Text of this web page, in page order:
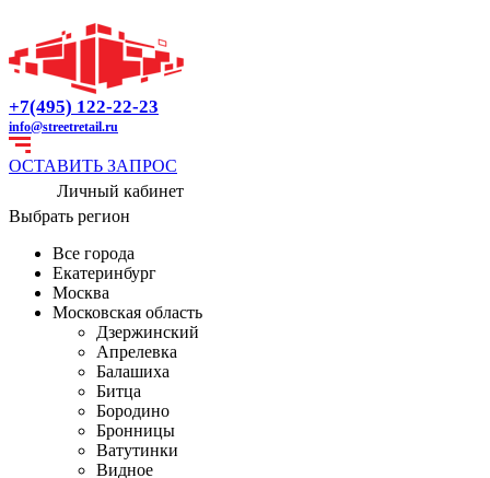
+7(495) 122-22-23
info@streetretail.ru
ОСТАВИТЬ ЗАПРОС
Личный кабинет
Выбрать регион
Все города
Екатеринбург
Москва
Московская область
Дзержинский
Апрелевка
Балашиха
Битца
Бородино
Бронницы
Ватутинки
Видное